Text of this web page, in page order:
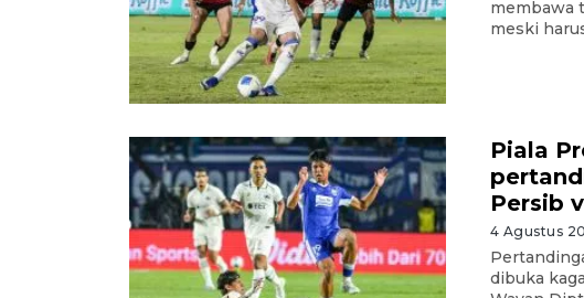
membawa
meski
Piala
Persib
4 Agustus
dibuka